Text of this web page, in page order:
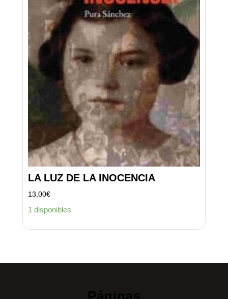
LA LUZ DE LA INOCENCIA
13,00€
1 disponibles
Páginas